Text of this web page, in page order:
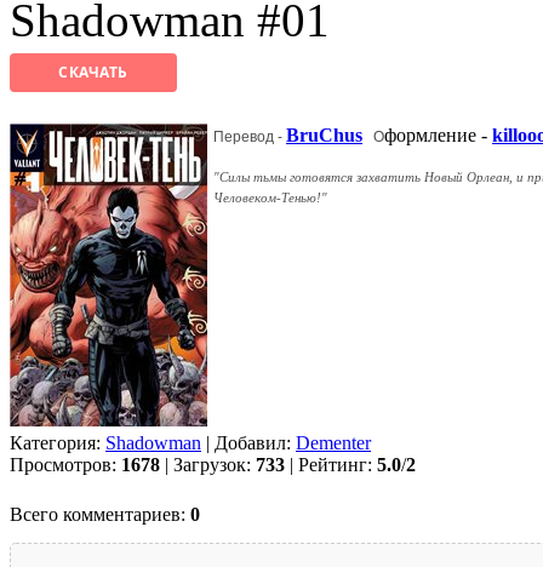
Shadowman #01
СКАЧАТЬ
Перевод - BruChus Оформление -
"Силы тьмы готовятся захватить Новый Орлеан, и
Человеком-Тенью!"
Категория: Shadowman | Добавил: Dementer
Просмотров: 1678 | Загрузок: 733 | Рейтинг: 5.0/2
Всего комментариев: 0